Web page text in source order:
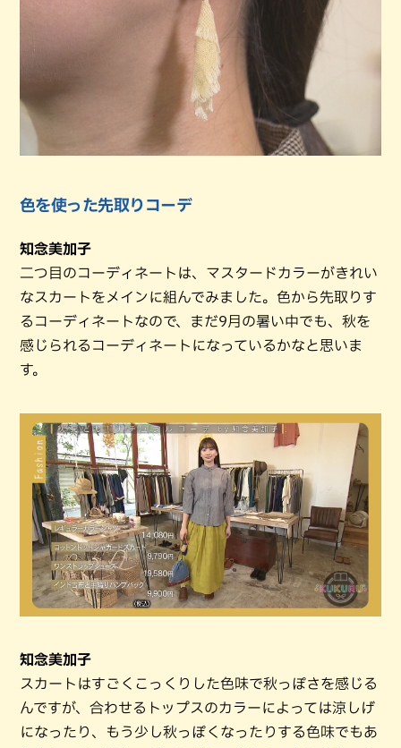
色を使った先取りコーデ
知念美加子
二つ目のコーディネートは、マスタードカラーがきれい
なスカートをメインに組んでみました。色から先取りす
るコーディネートなので、まだ9月の暑い中でも、秋を
感じられるコーディネートになっているかなと思いま
す。
知念美加子
スカートはすごくこっくりした色味で秋っぽさを感じる
んですが、合わせるトップスのカラーによっては涼しげ
になったり、もう少し秋っぽくなったりする色味でもあ